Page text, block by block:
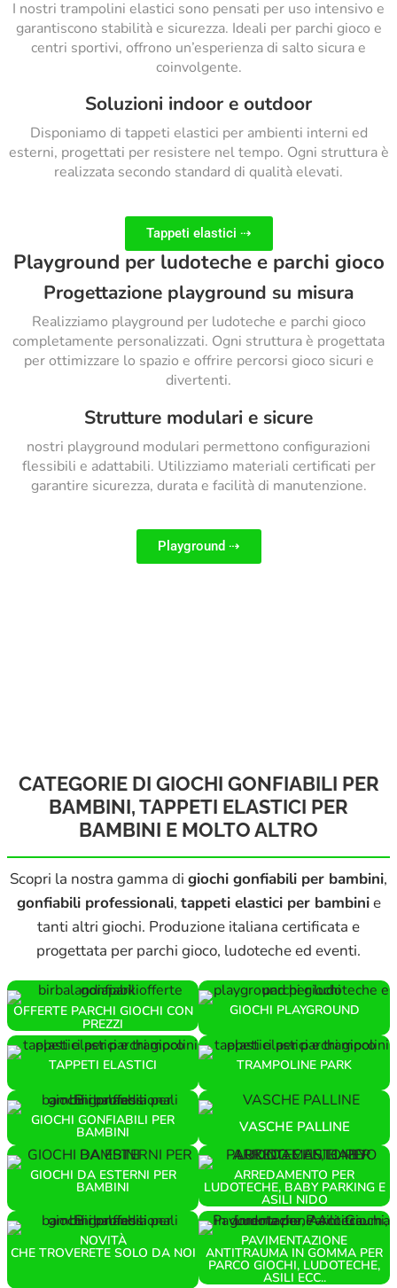
I nostri trampolini elastici sono pensati per uso intensivo e
garantiscono stabilità e sicurezza. Ideali per parchi gioco e
centri sportivi, offrono un’esperienza di salto sicura e
coinvolgente.
Soluzioni indoor e outdoor
Disponiamo di tappeti elastici per ambienti interni ed
esterni, progettati per resistere nel tempo. Ogni struttura è
realizzata secondo standard di qualità elevati.
Tappeti elastici ⇢
Playground per ludoteche e parchi gioco
Progettazione playground su misura
Realizziamo playground per ludoteche e parchi gioco
completamente personalizzati. Ogni struttura è progettata
per ottimizzare lo spazio e offrire percorsi gioco sicuri e
divertenti.
Strutture modulari e sicure
nostri playground modulari permettono configurazioni
flessibili e adattabili. Utilizziamo materiali certificati per
garantire sicurezza, durata e facilità di manutenzione.
Playground ⇢
CATEGORIE DI GIOCHI GONFIABILI PER
BAMBINI, TAPPETI ELASTICI PER
BAMBINI E MOLTO ALTRO
Scopri la nostra gamma di giochi gonfiabili per bambini,
gonfiabili professionali, tappeti elastici per bambinie
tanti altri giochi. Produzione italiana certificata e
progettata per parchi gioco, ludoteche ed eventi.
OFFERTE PARCHI GIOCHI CON
PREZZI
GIOCHI PLAYGROUND
TAPPETI ELASTICI TRAMPOLINE PARK
GIOCHI GONFIABILI PER
BAMBINI VASCHE PALLINE
GIOCHI DA ESTERNI PER
BAMBINI
ARREDAMENTO PER
LUDOTECHE, BABY PARKING E
ASILI NIDO
NOVITÀ
CHE TROVERETE SOLO DA NOI
PAVIMENTAZIONE
ANTITRAUMA IN GOMMA PER
PARCO GIOCHI, LUDOTECHE,
ASILI ECC..